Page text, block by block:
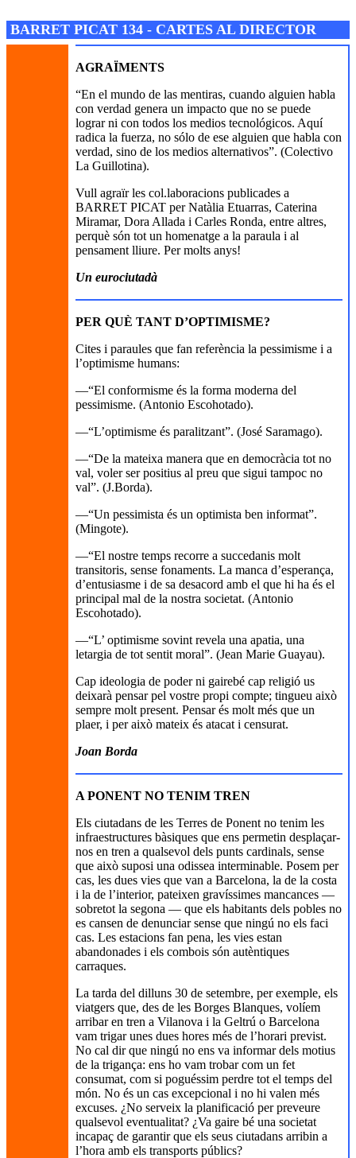
BARRET PICAT 134 - CARTES AL DIRECTOR
AGRAÏMENTS
“En el mundo de las mentiras, cuando alguien habla
con verdad genera un impacto que no se puede
lograr ni con todos los medios tecnológicos. Aquí
radica la fuerza, no sólo de ese alguien que habla con
verdad, sino de los medios alternativos”. (Colectivo
La Guillotina).
Vull agraïr les col.laboracions publicades a
BARRET PICAT per Natàlia Etuarras, Caterina
Miramar, Dora Allada i Carles Ronda, entre altres,
perquè són tot un homenatge a la paraula i al
pensament lliure. Per molts anys!
Un eurociutadà
PER QUÈ TANT D’OPTIMISME?
Cites i paraules que fan referència la pessimisme i a
l’optimisme humans:
—“El conformisme és la forma moderna del
pessimisme. (Antonio Escohotado).
—“L’optimisme és paralitzant”. (José Saramago).
—“De la mateixa manera que en democràcia tot no
val, voler ser positius al preu que sigui tampoc no
val”. (J.Borda).
—“Un pessimista és un optimista ben informat”.
(Mingote).
—“El nostre temps recorre a succedanis molt
transitoris, sense fonaments. La manca d’esperança,
d’entusiasme i de sa desacord amb el que hi ha és el
principal mal de la nostra societat. (Antonio
Escohotado).
—“L’ optimisme sovint revela una apatia, una
letargia de tot sentit moral”. (Jean Marie Guayau).
Cap ideologia de poder ni gairebé cap religió us
deixarà pensar pel vostre propi compte; tingueu això
sempre molt present. Pensar és molt més que un
plaer, i per això mateix és atacat i censurat.
Joan Borda
A PONENT NO TENIM TREN
Els ciutadans de les Terres de Ponent no tenim les
infraestructures bàsiques que ens permetin desplaçar-
nos en tren a qualsevol dels punts cardinals, sense
que això suposi una odissea interminable. Posem per
cas, les dues vies que van a Barcelona, la de la costa
i la de l’interior, pateixen gravíssimes mancances —
sobretot la segona — que els habitants dels pobles no
es cansen de denunciar sense que ningú no els faci
cas. Les estacions fan pena, les vies estan
abandonades i els combois són autèntiques
carraques.
La tarda del dilluns 30 de setembre, per exemple, els
viatgers que, des de les Borges Blanques, volíem
arribar en tren a Vilanova i la Geltrú o Barcelona
vam trigar unes dues hores més de l’horari previst.
No cal dir que ningú no ens va informar dels motius
de la trigança: ens ho vam trobar com un fet
consumat, com si poguéssim perdre tot el temps del
món. No és un cas excepcional i no hi valen més
excuses. ¿No serveix la planificació per preveure
qualsevol eventualitat? ¿Va gaire bé una societat
incapaç de garantir que els seus ciutadans arribin a
l’hora amb els transports públics?